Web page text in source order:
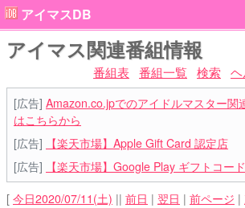
アイマスDB
アイマス関連番組情報
番組表 番組一覧 検索
[広告] Amazon.co.jpでのアイドルマスター関
はこちらから
[広告]
【楽天市場】Apple Gift Card 認定店
[広告]
【楽天市場】Google Play ギフトコー
[ 今日2020/07/11(土) || 前日 | 翌日 | 前ページ |